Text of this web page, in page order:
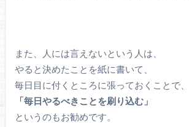
また、人には言えないという人は、
やると決めたことを紙に書いて、
毎日目に付くところに張っておくことで、
「毎日やるべきことを刷り込む」
というのもお勧めです。